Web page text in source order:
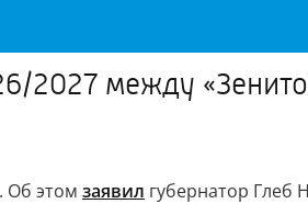
2027 между
Об этом заявил губернатор Глеб